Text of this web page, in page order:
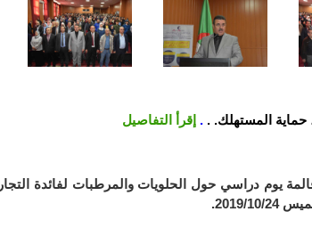
حماية المستهلك. . . إقرأ التفاصيل
التجارة لولاية قالمة يوم دراسي حول الحلويات والمرطبات لفائدة التجار
10/24.